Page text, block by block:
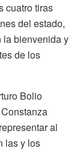
cuatro tiras
del estado,
la bienvenida y
de los
Bolio
al
las y los